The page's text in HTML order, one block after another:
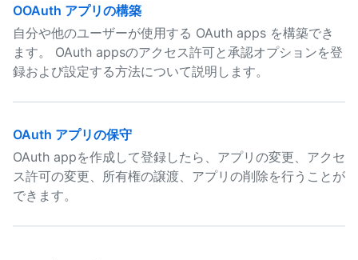
OOAuth アプリの構築
自分や他のユーザーが使用する OAuth apps を構築でき
ます。 OAuth appsのアクセス許可と承認オプションを登
録および設定する方法について説明します。
OAuth アプリの保守
OAuth appを作成して登録したら、アプリの変更、アクセ
ス許可の変更、所有権の譲渡、アプリの削除を行うことが
できます。